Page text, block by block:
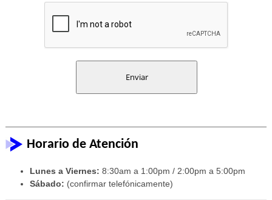
Horario de Atención
Lunes a Viernes: 8:30am a 1:00pm / 2:00pm a 5:00pm
Sábado: (confirmar telefónicamente)